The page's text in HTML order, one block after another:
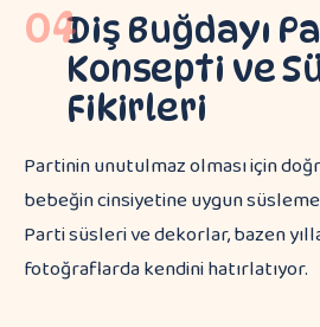
04Diş Buğdayı
Konsepti ve
Fikirleri
Partinin unutulmaz olması için
bebeğin cinsiyetine uygun
Parti süsleri ve dekorlar, bazen
fotoğraflarda kendini hatırlatıyor.